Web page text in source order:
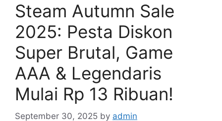
Steam Autumn Sale
2025: Pesta Diskon
Super Brutal, Game
AAA & Legendaris
Mulai Rp 13 Ribuan!
September 30, 2025 by admin